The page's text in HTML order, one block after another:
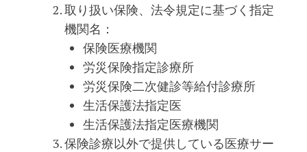
取り扱い保険、法令規定に基づく指定
機関名：
保険医療機関
労災保険指定診療所
労災保険二次健診等給付診療所
生活保護法指定医
生活保護法指定医療機関
保険診療以外で提供している医療サー